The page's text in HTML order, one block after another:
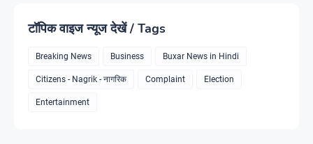
टॉपिक वाइज न्यूज देखें / Tags
Breaking News Business Buxar News in Hindi
Citizens - Nagrik - नागरिक Complaint Election
Entertainment